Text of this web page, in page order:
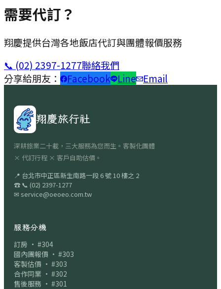
需要代訂？
翔慶提供台灣各地飯店代訂與團體報價服務
📞 (02) 2397-1277聯絡我們
分享給朋友：
Facebook Line Email
翔慶旅行社
深耕旅業二十載，三大服務為您而生。客製化團體
× 代訂行程 × 客戶自助估價。
📍 台北市中正區新生南路一段 6 號 10 樓之 2
☎ 📞 (02) 2397-1277
✉ service@oeoeo.com.tw
服務分機
訂房 · #304
國內團報價 · #303
客製估價 · #303
合作同業 · #302
售後服務 · #301